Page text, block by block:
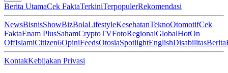
Berita UtamaCek FaktaTerkiniTerpopulerRekomendasi
NewsBisnisShowBizBolaLifestyleKesehatanTeknoOtomotifCek
FaktaEnam PlusSahamCryptoTVFotoRegionalGlobalHotOn
OffIslamiCitizen6OpiniFeedsOtosiaSpotlightEnglishDisabilitasBerita
KontakKebijakan Privasi